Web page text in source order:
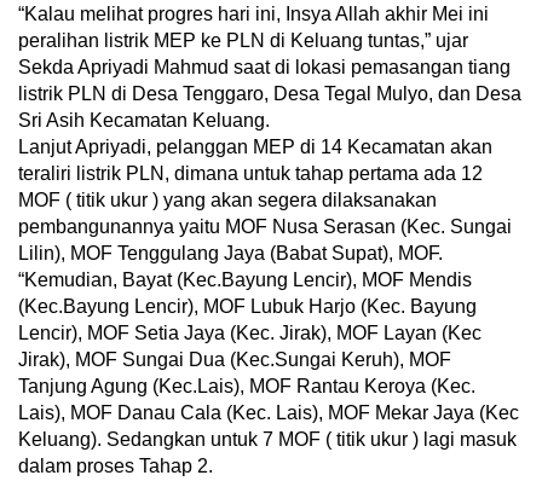
“Kalau melihat progres hari ini, Insya Allah akhir Mei ini
peralihan listrik MEP ke PLN di Keluang tuntas,” ujar
Sekda Apriyadi Mahmud saat di lokasi pemasangan tiang
listrik PLN di Desa Tenggaro, Desa Tegal Mulyo, dan Desa
Sri Asih Kecamatan Keluang.
Lanjut Apriyadi, pelanggan MEP di 14 Kecamatan akan
teraliri listrik PLN, dimana untuk tahap pertama ada 12
MOF ( titik ukur ) yang akan segera dilaksanakan
pembangunannya yaitu MOF Nusa Serasan (Kec. Sungai
Lilin), MOF Tenggulang Jaya (Babat Supat), MOF.
“Kemudian, Bayat (Kec.Bayung Lencir), MOF Mendis
(Kec.Bayung Lencir), MOF Lubuk Harjo (Kec. Bayung
Lencir), MOF Setia Jaya (Kec. Jirak), MOF Layan (Kec
Jirak), MOF Sungai Dua (Kec.Sungai Keruh), MOF
Tanjung Agung (Kec.Lais), MOF Rantau Keroya (Kec.
Lais), MOF Danau Cala (Kec. Lais), MOF Mekar Jaya (Kec
Keluang). Sedangkan untuk 7 MOF ( titik ukur ) lagi masuk
dalam proses Tahap 2.